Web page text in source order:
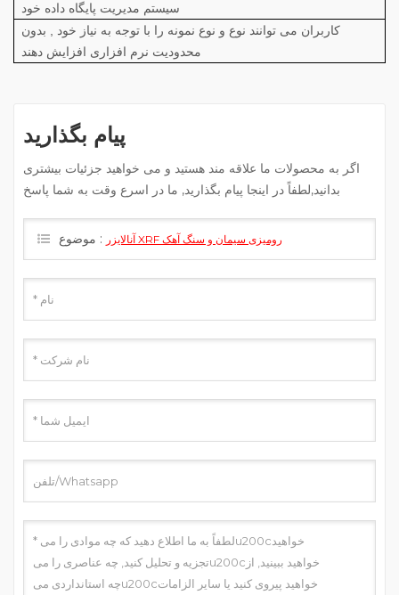
سیستم مدیریت پایگاه داده خود
کاربران می توانند نوع و نوع نمونه را با توجه به نیاز خود , بدون
محدودیت نرم افزاری افزایش دهند
پیام بگذارید
اگر به محصولات ما علاقه مند هستید و می خواهید جزئیات بیشتری
بدانید,لطفاً در اینجا پیام بگذارید, ما در اسرع وقت به شما پاسخ
موضوع :
آنالایزر XRF رومیزی سیمان و سنگ آهک